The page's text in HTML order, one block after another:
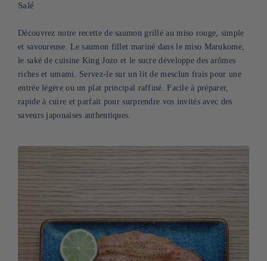
Salé
Découvrez notre recette de saumon grillé au miso rouge, simple
et savoureuse. Le saumon fillet mariné dans le miso Marukome,
le saké de cuisine King Jozo et le sucre développe des arômes
riches et umami. Servez-le sur un lit de mesclun frais pour une
entrée légère ou un plat principal raffiné. Facile à préparer,
rapide à cuire et parfait pour surprendre vos invités avec des
saveurs japonaises authentiques.